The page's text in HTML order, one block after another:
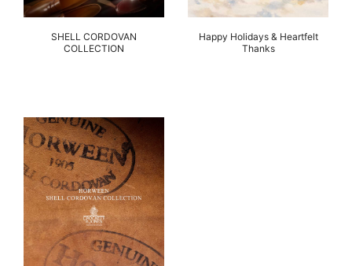
SHELL CORDOVAN
COLLECTION
Happy Holidays & Heartfelt
Thanks